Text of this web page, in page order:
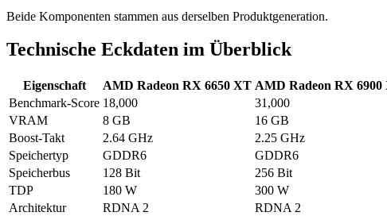
Beide Komponenten stammen aus derselben Produktgeneration.
Technische Eckdaten im Überblick
Eigenschaft AMD Radeon RX 6650 XT AMD Radeon RX 6900
Benchmark-Score 18,000
31,000
VRAM
8 GB
16 GB
Boost-Takt
2.64 GHz
2.25 GHz
Speichertyp
GDDR6
GDDR6
Speicherbus
128 Bit
256 Bit
TDP
180 W
300 W
Architektur
RDNA 2 RDNA 2